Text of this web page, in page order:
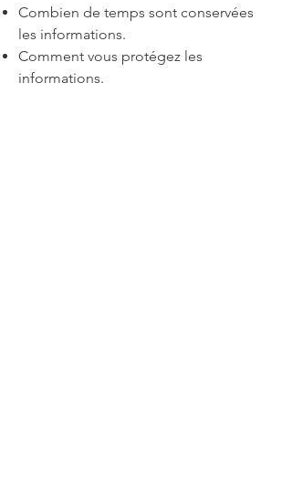
Combien de temps sont conservées
les informations.
Comment vous protégez les
informations.